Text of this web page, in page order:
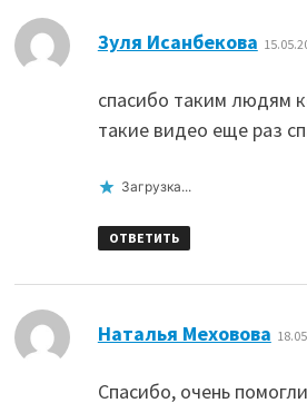
Зуля Исанбекова
спасибо таким людям
такие видео еще раз
Загрузка...
ОТВЕТИТЬ
Наталья Меховова
Спасибо, очень